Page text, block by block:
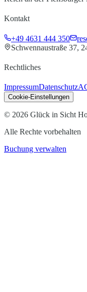
Kontakt
+49 4631 444 350
Schwennaustraße 37,
Rechtliches
ImpressumDatenschutz
Cookie-Einstellungen
© 2026 Glück in Sicht
Alle Rechte vorbehalten
Buchung verwalten